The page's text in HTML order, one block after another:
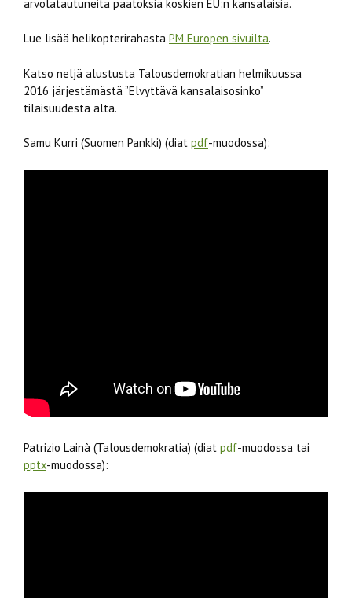
arvolatautuneita päätöksiä koskien EU:n kansalaisia.
Lue lisää helikopterirahasta PM Europen sivuilta.
Katso neljä alustusta Talousdemokratian helmikuussa
2016 järjestämästä ”Elvyttävä kansalaisosinko”
tilaisuudesta alta.
Samu Kurri (Suomen Pankki) (diat pdf-muodossa):
Patrizio Lainà (Talousdemokratia) (diat pdf-muodossa tai
pptx-muodossa):